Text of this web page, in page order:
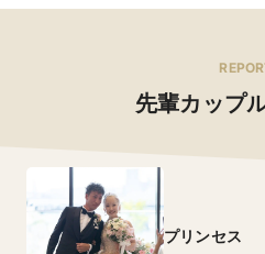
先輩カップ
プリンセス